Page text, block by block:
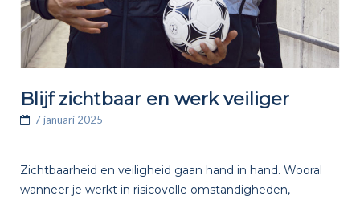
Blijf zichtbaar en werk veiliger
7 januari 2025
Zichtbaarheid en veiligheid gaan hand in hand. Wooral
wanneer je werkt in risicovolle omstandigheden,